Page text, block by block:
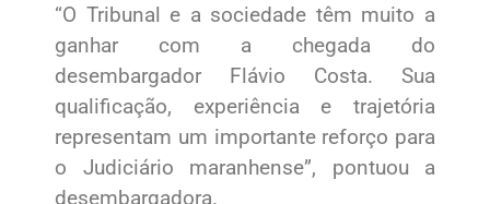
“O Tribunal e a sociedade têm muito a
ganhar com a chegada do
desembargador Flávio Costa. Sua
qualificação, experiência e trajetória
representam um importante reforço para
o Judiciário maranhense”, pontuou a
desembargadora.